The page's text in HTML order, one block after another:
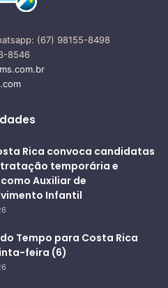
(67) 98155-8498
8546
Rica convoca candidatas
temporária e
Auxiliar de
Infantil
Tempo para Costa Rica
feira (6)